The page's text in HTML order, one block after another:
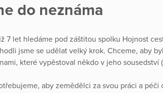
do neznáma
7 let hledáme pod záštitou spolku Hojnost
jsme se udělat velký krok. Chceme, aby
které vypěstoval někdo v jeho sousedství
aby zemědělci za svou práci a péči